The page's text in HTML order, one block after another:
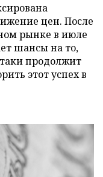
цен. После
рынке в июле
шансы на то,
продолжит
этот успех в